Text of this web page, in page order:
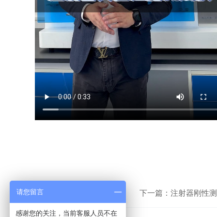
上一篇： 下一篇： 注射器刚性
请您留言
感谢您的关注，当前客服人员不在